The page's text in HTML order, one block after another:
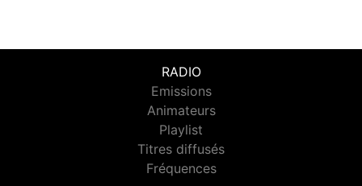
RADIO
Emissions
Animateurs
Playlist
Titres diffusés
Fréquences